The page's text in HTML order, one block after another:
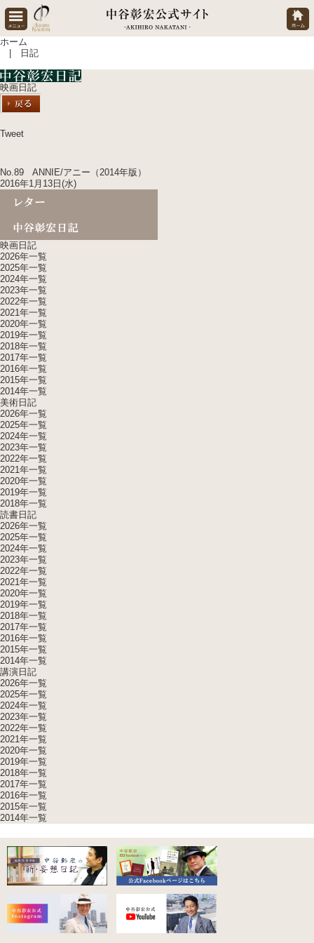
ホーム
| 日記
映画日記
Tweet
No.89 ANNIE/アニー（2014年版）
2016年1月13日(水)
映画日記
2026年一覧
2025年一覧
2024年一覧
2023年一覧
2022年一覧
2021年一覧
2020年一覧
2019年一覧
2018年一覧
2017年一覧
2016年一覧
2015年一覧
2014年一覧
美術日記
2026年一覧
2025年一覧
2024年一覧
2023年一覧
2022年一覧
2021年一覧
2020年一覧
2019年一覧
2018年一覧
読書日記
2026年一覧
2025年一覧
2024年一覧
2023年一覧
2022年一覧
2021年一覧
2020年一覧
2019年一覧
2018年一覧
2017年一覧
2016年一覧
2015年一覧
2014年一覧
講演日記
2026年一覧
2025年一覧
2024年一覧
2023年一覧
2022年一覧
2021年一覧
2020年一覧
2019年一覧
2018年一覧
2017年一覧
2016年一覧
2015年一覧
2014年一覧